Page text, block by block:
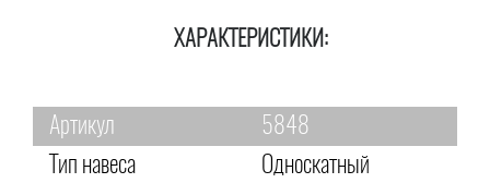
ХАРАКТЕРИСТИКИ:
Артикул
5848
Тип навеса
Односкатный